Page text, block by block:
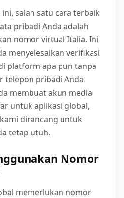
salah satu cara terbaik
pribadi Anda adalah
nomor virtual Italia. Ini
menyelesaikan verifikasi
platform apa pun tanpa
telepon pribadi Anda
membuat akun media
untuk aplikasi global,
dirancang untuk
tetap utuh.
Nomor
memerlukan nomor